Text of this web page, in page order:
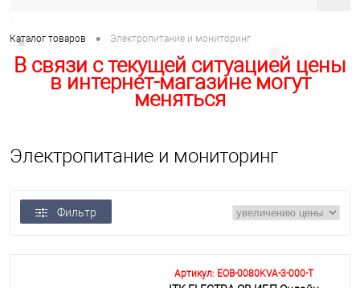
Каталог товаров • Электропитание и мониторинг
В связи с текущей ситуацией цены
в интернет-магазине могут
меняться
Электропитание и мониторинг
Фильтр
Артикул: EOB-0080KVA-3-000-T